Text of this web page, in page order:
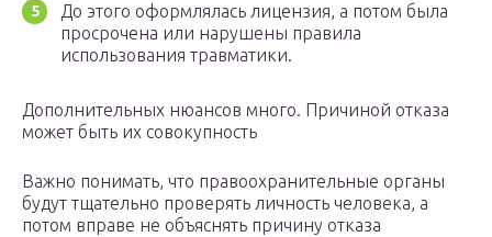
До этого оформлялась лицензия, а потом была
просрочена или нарушены правила
использования травматики.
Дополнительных нюансов много. Причиной отказа
может быть их совокупность
Важно понимать, что правоохранительные органы
будут тщательно проверять личность человека, а
потом вправе не объяснять причину отказа